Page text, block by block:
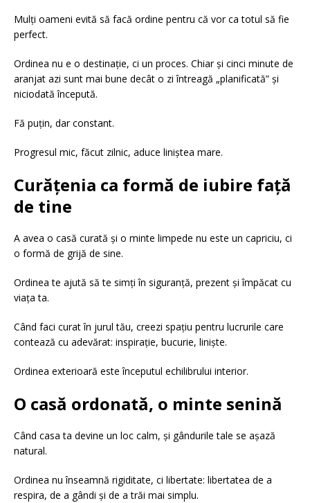
Mulți oameni evită să facă ordine pentru că vor ca totul să fie
perfect.
Ordinea nu e o destinație, ci un proces. Chiar și cinci minute de
aranjat azi sunt mai bune decât o zi întreagă „planificată” și
niciodată începută.
Fă puțin, dar constant.
Progresul mic, făcut zilnic, aduce liniștea mare.
Curățenia ca formă de iubire față
de tine
A avea o casă curată și o minte limpede nu este un capriciu, ci
o formă de grijă de sine.
Ordinea te ajută să te simți în siguranță, prezent și împăcat cu
viața ta.
Când faci curat în jurul tău, creezi spațiu pentru lucrurile care
contează cu adevărat: inspirație, bucurie, liniște.
Ordinea exterioară este începutul echilibrului interior.
O casă ordonată, o minte senină
Când casa ta devine un loc calm, și gândurile tale se așază
natural.
Ordinea nu înseamnă rigiditate, ci libertate: libertatea de a
respira, de a gândi și de a trăi mai simplu.